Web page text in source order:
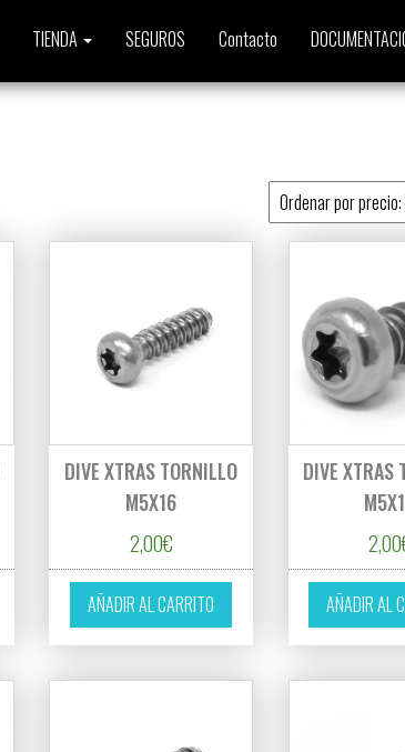
TIENDA SEGUROS Contacto
DIVE XTRAS TORNILLO
M5X16
2,00€
AÑADIR AL CARRITO
DIVE XTRAS
2,00
AÑADIR AL